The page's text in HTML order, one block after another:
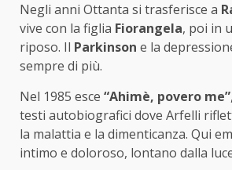
Negli anni Ottanta si trasferisce a
vive con la figlia Fiorangela, poi in
riposo. Il Parkinson e la
sempre di più.
Nel 1985 esce “Ahimè, povero me”
testi autobiografici dove Arfelli
la malattia e la dimenticanza. Qui
intimo e doloroso, lontano dalla